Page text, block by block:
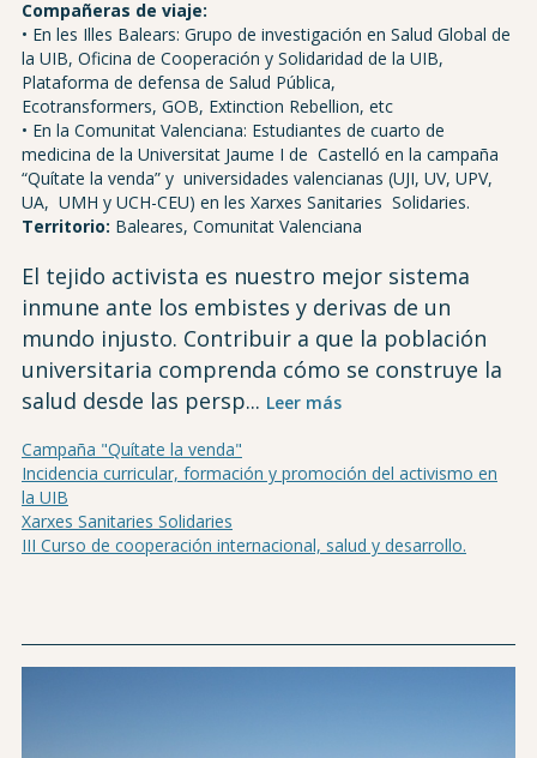
Compañeras de viaje:
• En les Illes Balears: Grupo de investigación en Salud Global de
la UIB, Oficina de Cooperación y Solidaridad de la UIB,
Plataforma de defensa de Salud Pública,
Ecotransformers, GOB, Extinction Rebellion, etc
• En la Comunitat Valenciana: Estudiantes de cuarto de
medicina de la Universitat Jaume I de Castelló en la campaña
“Quítate la venda” y universidades valencianas (UJI, UV, UPV,
UA, UMH y UCH-CEU) en les Xarxes Sanitaries Solidaries.
Territorio: Baleares, Comunitat Valenciana
El tejido activista es nuestro mejor sistema
inmune ante los embistes y derivas de un
mundo injusto. Contribuir a que la población
universitaria comprenda cómo se construye la
salud desde las persp... Leer más
Campaña "Quítate la venda"
Incidencia curricular, formación y promoción del activismo en
la UIB
Xarxes Sanitaries Solidaries
III Curso de cooperación internacional, salud y desarrollo.